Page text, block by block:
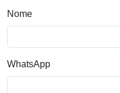
Nome
WhatsApp